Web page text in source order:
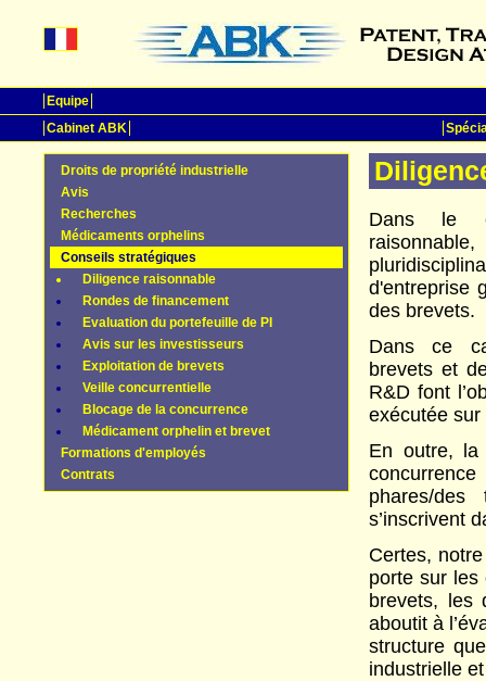
Equipe
Cabinet ABK
Droits de propriété industrielle
Avis
Recherches
Médicaments orphelins
Conseils stratégiques
Diligence raisonnable
Rondes de financement
Evaluation du portefeuille de PI
Avis sur les investisseurs
Exploitation de brevets
Veille concurrentielle
Blocage de la concurrence
Médicament orphelin et brevet
Formations d'employés
Contrats
Dans le
d'entreprise
des brevets.
Dans ce
brevets et
R&D font
exécutée sur
En outre, la
phares/
s’inscrivent
Certes,
porte sur les
brevets, les
aboutit à
structure
industrielle